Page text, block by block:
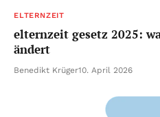
ELTERNZEIT
elternzeit gesetz 2025:
ändert
Benedikt Krüger10. April 2026